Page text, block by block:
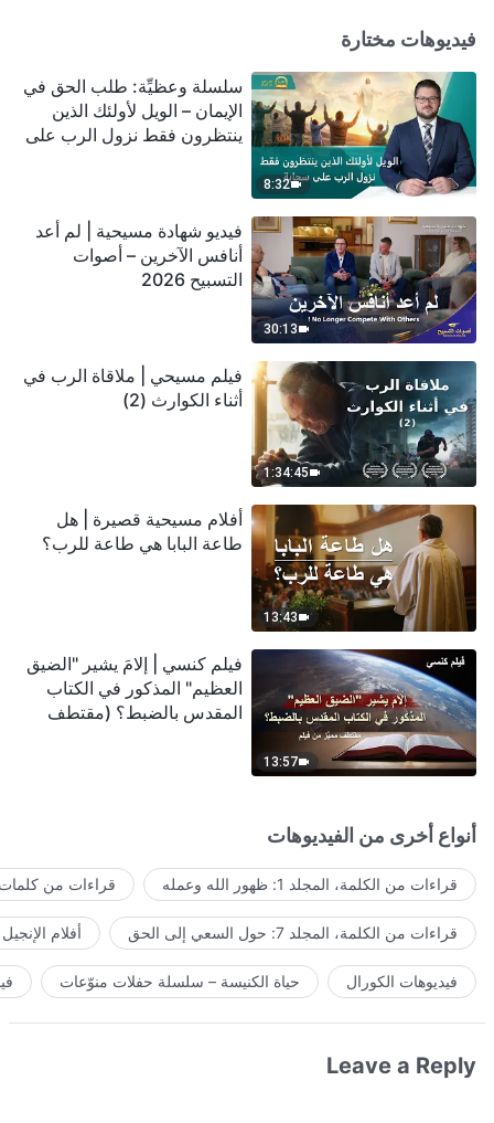
فيديوهات مختارة
8:32
سلسلة وعظيِّة: طلب الحق في
الإيمان – الويل لأولئك الذين
ينتظرون فقط نزول الرب على
30:13
فيديو شهادة مسيحية | لم أعد
أنافس الآخرين – أصوات
التسبيح 2026
1:34:45
فيلم مسيحي | ملاقاة الرب في
أثناء الكوارث (2)
13:43
أفلام مسيحية قصيرة | هل
طاعة البابا هي طاعة للرب؟
13:57
فيلم كنسي | إلامَ يشير "الضيق
العظيم" المذكور في الكتاب
المقدس بالضبط؟ (مقتطف
أنواع أخرى من الفيديوهات
قراءات من الكلمة، المجلد 1: ظهور الله وعمله قراءات من كلمات
قراءات من الكلمة، المجلد 7: حول السعي إلى الحق أفلام الإنجيل
فيديوهات الكورال حياة الكنيسة – سلسلة حفلات منوّعات
Leave a Reply